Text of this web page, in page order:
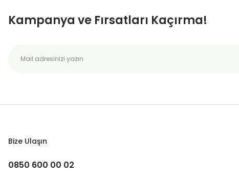
Kampanya ve Fırsatları Kaçırma!
Bize Ulaşın
0850 600 00 02